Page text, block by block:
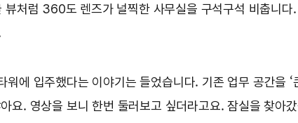
처럼 360도 렌즈가 널찍한 사무실을 구석구석 비춥니
에 입주했다는 이야기는 들었습니다. 기존 업무 공간을
요. 영상을 보니 한번 둘러보고 싶더라고요. 잠실을 찾아